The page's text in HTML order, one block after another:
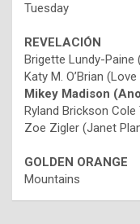
Tuesday
REVELACIÓN
Brigette Lundy-Paine
Katy M. O’Brian
Mikey Madison
Ryland Brickson
Zoe Zigler (Janet
GOLDEN ORANGE
Mountains